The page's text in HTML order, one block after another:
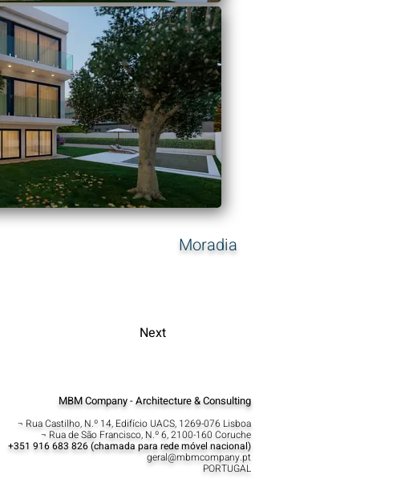
Moradia
Next
MBM Company - Architecture & Consulting
¬ Rua Castilho, N.º 14, Edifício UACS, 1269-076 Lisboa​
¬ Rua de São Francisco, N.º 6, 2100-160 Coruche
+351 916 683 826 (chamada para rede móvel nacional)
geral@mbmcompany.pt
PORTUGAL